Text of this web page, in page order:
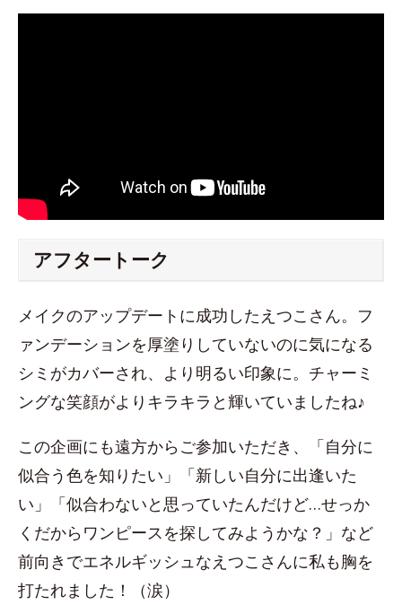
アフタートーク
メイクのアップデートに成功したえつこさん。フ
ァンデーションを厚塗りしていないのに気になる
シミがカバーされ、より明るい印象に。チャーミ
ングな笑顔がよりキラキラと輝いていましたね♪
この企画にも遠方からご参加いただき、「自分に
似合う色を知りたい」「新しい自分に出逢いた
い」「似合わないと思っていたんだけど…せっか
くだからワンピースを探してみようかな？」など
前向きでエネルギッシュなえつこさんに私も胸を
打たれました！（涙）